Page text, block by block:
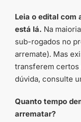
Leia o edital com
está lá. Na
sub-rogados no
arremate). Mas
transferem certos
dúvida, consulte
Quanto tempo
arrematar?